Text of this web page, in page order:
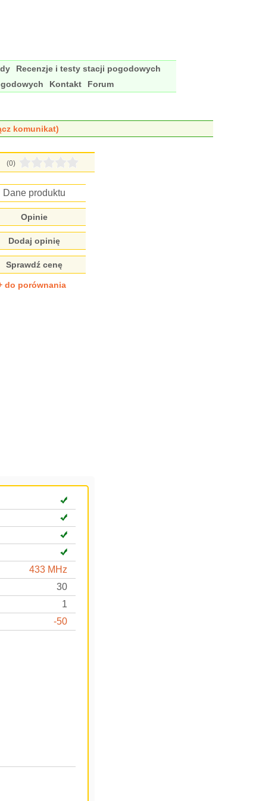
Recenzje i testy stacji pogodowych
Kontakt Forum
komunikat)
(0)
Dane produktu
Opinie
Dodaj opinię
Sprawdź cenę
do porównania
433 MHz
30
1
-50